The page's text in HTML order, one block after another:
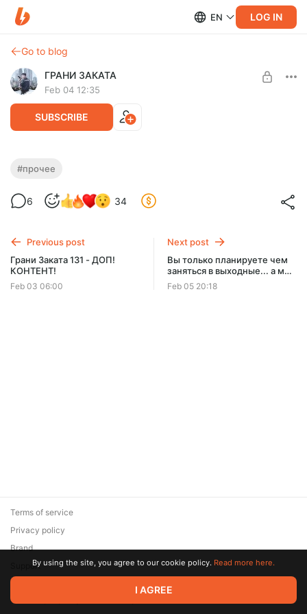
EN LOG IN
Go to blog
ГРАНИ ЗАКАТА
Feb 04 12:35
SUBSCRIBE
Вопрос/Ответ - Почему не вышел?
Оправдание, как отверстие в известном месте, есть у
каждого, есть и у нас))))
Базовый
#прочее
6 34
Previous post
Грани Заката 131 - ДОП!
КОНТЕНТ!
Feb 03 06:00
Next post
Вы только планируете чем
заняться в выходные... а мы
уже за вас всё решили
Feb 05 20:18
© 2026 Zaya Solutions Limited. All rights reserved. All trademarks
are the property of their respective owners.
Terms of service
Privacy policy
Brand
SupportBy using the site, you agree to our cookie policy. Read more here.
I AGREE